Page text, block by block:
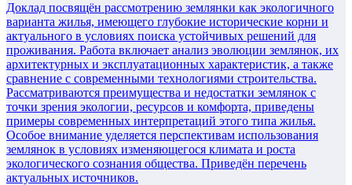
Доклад посвящён рассмотрению землянки как экологичного
варианта жилья, имеющего глубокие исторические корни и
актуального в условиях поиска устойчивых решений для
проживания. Работа включает анализ эволюции землянок, их
архитектурных и эксплуатационных характеристик, а также
сравнение с современными технологиями строительства.
Рассматриваются преимущества и недостатки землянок с
точки зрения экологии, ресурсов и комфорта, приведены
примеры современных интерпретаций этого типа жилья.
Особое внимание уделяется перспективам использования
землянок в условиях изменяющегося климата и роста
экологического сознания общества. Приведён перечень
актуальных источников.